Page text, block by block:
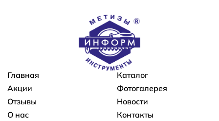
Основная навигация
Главная
Каталог
Акции
Фотогалерея
Отзывы
Новости
О нас
Контакты